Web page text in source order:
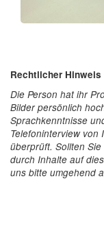
Rechtlicher Hinweis
Die Person hat ihr
Bilder persönlich
Sprachkenntnisse
Telefoninterview von
überprüft. Sollten
durch Inhalte auf
uns bitte umgehend